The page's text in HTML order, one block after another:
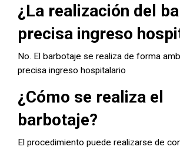
¿La realización del
precisa ingreso
No. El barbotaje se realiza de forma
precisa ingreso hospitalario
¿Cómo se realiza el
barbotaje?
El procedimiento puede realizarse de